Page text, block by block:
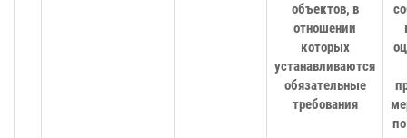
объектов, в
отношении
которых
устанавливаются
обязательные
требования